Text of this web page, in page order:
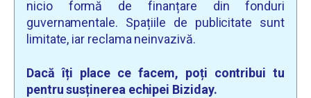
nicio formă de finanțare din fonduri
guvernamentale. Spațiile de publicitate sunt
limitate, iar reclama neinvazivă.
Dacă îți place ce facem, poți contribui tu
pentru susținerea echipei Biziday.